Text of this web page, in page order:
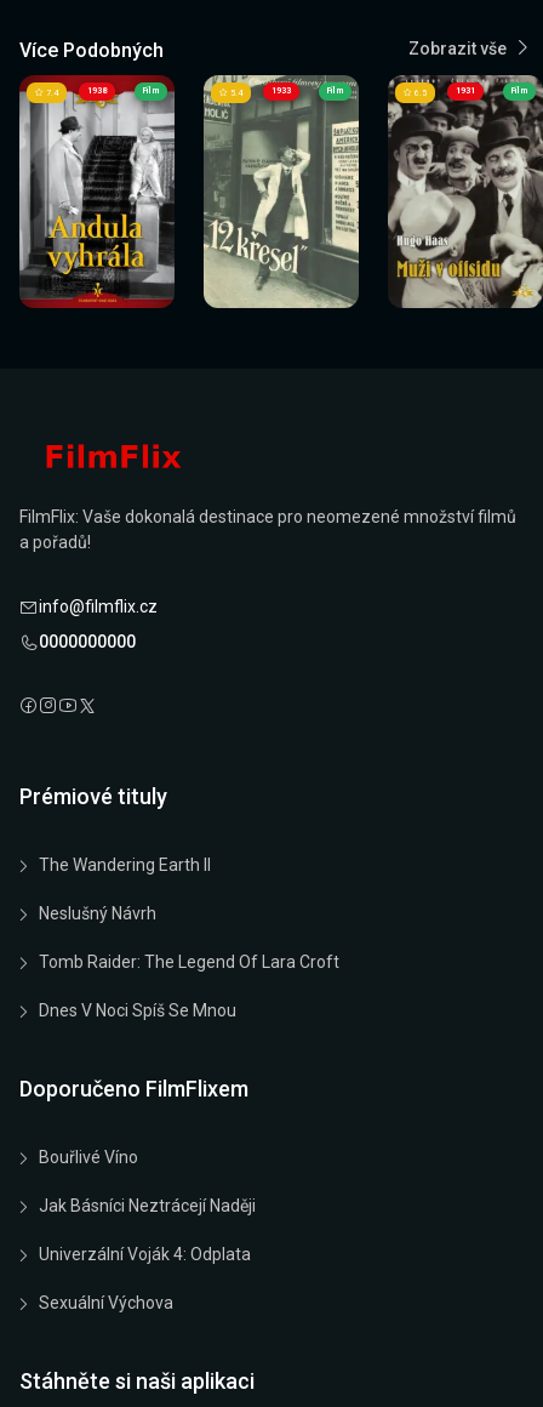
Více Podobných Zobrazit vše
1938
Sledovat
nyní
7.4 Film
Sledovat
nyní
1933
Sledovat
nyní
5.4 Film
Sledovat
nyní
1931
Sledovat
nyní
6.5 Film
Sledovat
FilmFlix: Vaše dokonalá destinace pro neomezené množství filmů
a pořadů!
info@filmflix.cz
0000000000
Prémiové tituly
The Wandering Earth II
Neslušný Návrh
Tomb Raider: The Legend Of Lara Croft
Dnes V Noci Spíš Se Mnou
Doporučeno FilmFlixem
Bouřlivé Víno
Jak Básníci Neztrácejí Naději
Univerzální Voják 4: Odplata
Sexuální Výchova
Stáhněte si naši aplikaci